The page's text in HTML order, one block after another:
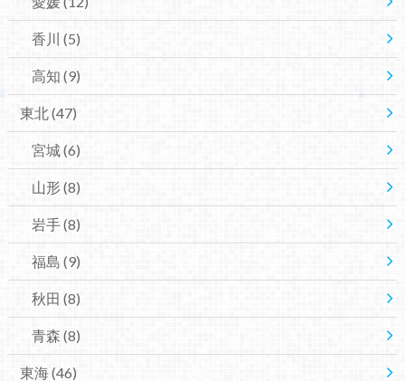
香川 (5)
高知 (9)
東北(47)
宮城(6)
山形(8)
岩手(8)
福島 (9)
秋田 (8)
青森 (8)
東海(46)